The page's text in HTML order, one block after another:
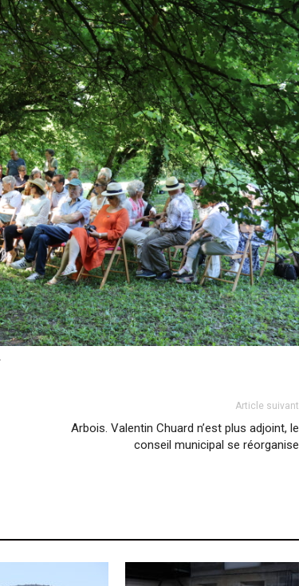
Article suivant
Arbois. Valentin Chuard n’est plus adjoint, le
conseil municipal se réorganise